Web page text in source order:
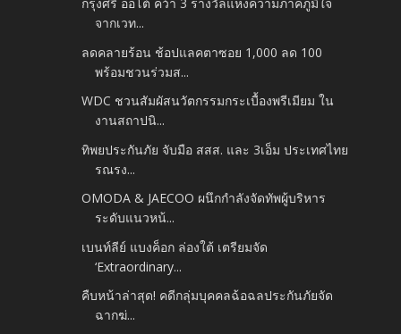
จากเวท...
ลดคลายร้อน ช้อปแลคตาซอย 1,000 ลด 100
พร้อมชวนร่วมส...
WDC ชวนสัมผัสนวัตกรรมกระเบื้องพรีเมียม ใน
งานสถาปนิ...
ทิพยประกันภัย จับมือ สสส. และ 3เอ็ม ประเทศไทย
รณรง...
OMODA & JAECOO ผนึกกำลังจัดทัพผู้บริหาร
ระดับแนวหน้...
เบนท์ลีย์ แบงค็อก ล่องใต้ เตรียมจัด
‘Extraordinary...
คืบหน้าล่าสุด! คดีกลุ่มบุคคลฉ้อฉลประกันภัยจัด
ฉากฆ่...